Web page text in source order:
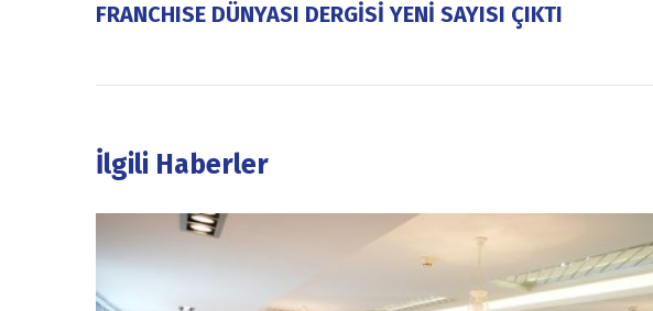
FRANCHISE DÜNYASI DERGİSİ YENİ SAYISI ÇIKTI
İlgili Haberler